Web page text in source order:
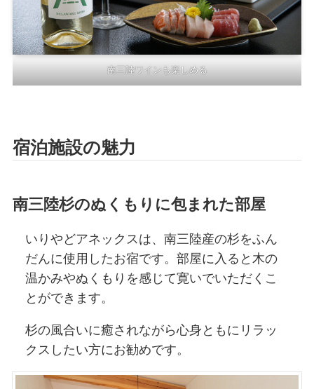
南三陸ワインも楽しめる
宿泊施設の魅力
南三陸杉のぬくもりに包まれた部屋
いりやどアネックスは、南三陸産の杉をふん
だんに使用したお宿です。部屋に入ると木の
温かみやぬくもりを感じて寛いでいただくこ
とができます。
杉の風合いに癒されながら心身ともにリラッ
クスしたい方にお勧めです。